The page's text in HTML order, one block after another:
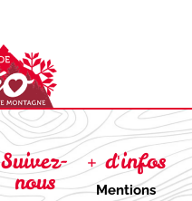
Suivez-
nous
+ d'infos
Mentions